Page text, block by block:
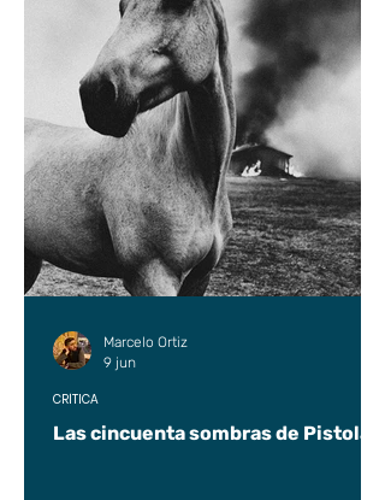
Las cincuenta sombras de Pistolas
CRÍTICA
Marcelo Ortiz
9 jun